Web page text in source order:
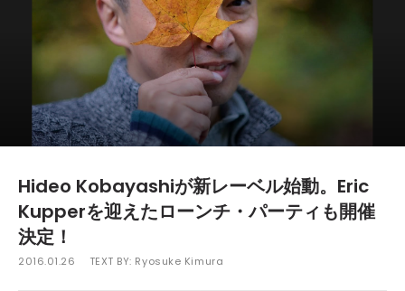
Hideo Kobayashiが新レーベル始動。Eric
Kupperを迎えたローンチ・パーティも開催
決定！
2016.01.26 TEXT BY: Ryosuke Kimura